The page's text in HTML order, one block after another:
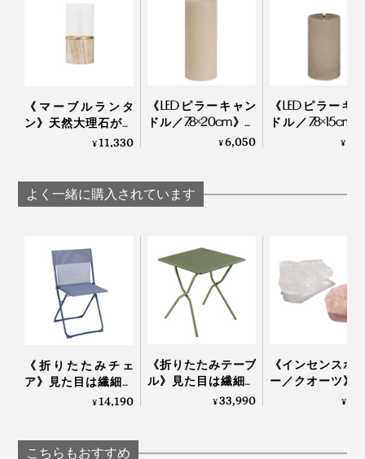
スペック表には書ききれない魅力ですが、一度この心地
よさを味わうと、もう手放せなくなります。
《マーブルランタ
ン》天然大理石が灯
りを引き立てる「キ
¥11,330
《LEDピラーキャン
ドル／7.8×20cm》ボ
ディは本物のロウ、
ック」｜UYUNI
LIGHTING
¥6,050
《LEDピラーキ
ドル／7.8×15cm
ディは本物のロ
¥
よく一緒に購入されています
《折りたたみチェ
ア》見た目は繊細な
のに、水や紫外線に
¥14,190
《折りたたみテーブ
ル》見た目は繊細な
のに、水や紫外線に
¥33,990
《インセンスホ
ー／クオーツ》
をととのえる、
¥
こちらもおすすめ